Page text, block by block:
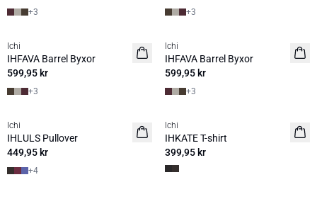
+3 +3
NYHET
Ichi
IHFAVA Barrel Byxor
599,95 kr
+3
NYHET
Ichi
IHFAVA Barrel Byxor
599,95 kr
+3
NYHET
Ichi
IHLULS Pullover
449,95 kr
+4
NYHET
Ichi
IHKATE T-shirt
399,95 kr